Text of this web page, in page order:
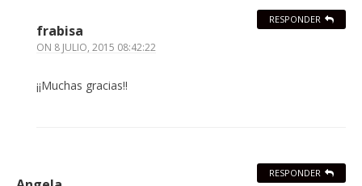
frabisa
ON 8 JULIO, 2015 08:42:22
¡¡Muchas gracias!!
RESPONDER
RESPONDER